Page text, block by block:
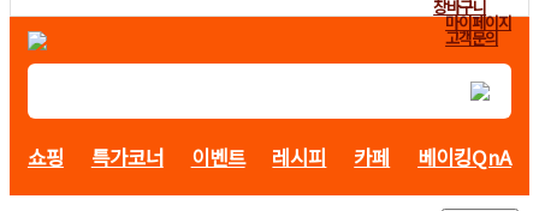
장바구니
마이페이지
고객문의
쇼핑 특가코너 이벤트 레시피 카페 베이킹QnA